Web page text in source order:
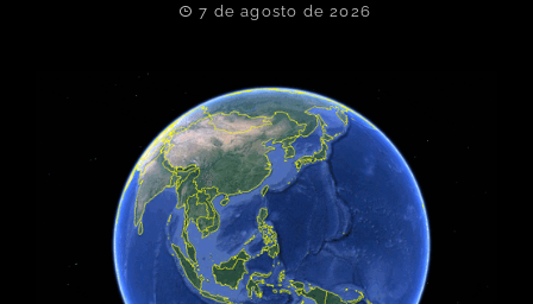
7 de agosto de 2026